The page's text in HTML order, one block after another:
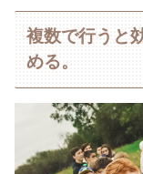
複数で行うと
める。